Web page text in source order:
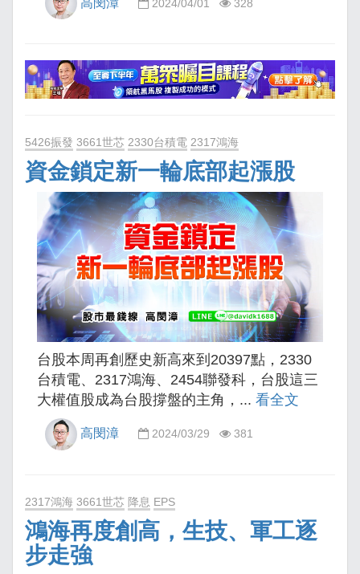
2024/04/01 328
5426振發 3661世芯 2330台積電 2317鴻海
資金鎖定新一輪底部起漲股
台股本周再創歷史新高來到20397點，2330
台積電、2317鴻海、2454聯發科，台股這三
大權值股成為台股撐盤的主角，... 看全文
高閔漳 2024/03/29 381
2317鴻海 3661世芯 降息 EPS
鴻海再度創高，生技、軍工逐
步走強